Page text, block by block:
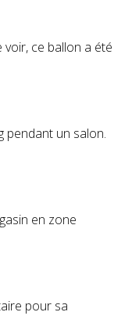
ce ballon a été
pendant un salon.
en zone
pour sa